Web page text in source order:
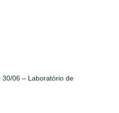
06 – Laboratório de